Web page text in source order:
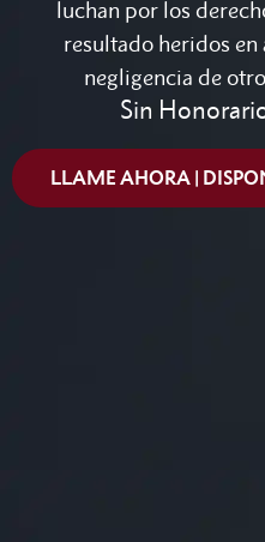
luchan por los
resultado heridos
negligencia de
Sin
LLAME AHORA |